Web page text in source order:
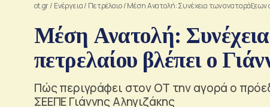
ot.gr/ Ενέργεια/ Πετρέλαιο/Μέση Ανατολή: Συνέχεια των αναταράξεων
Μέση Ανατολή:
πετρελαίου βλέπει ο
Πώς περιγράφει στον ΟΤ την αγορά ο
ΣΕΕΠΕ Γιάννης Αληγιζάκης